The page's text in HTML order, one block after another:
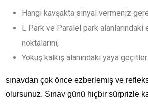
Hangi kavşakta sinyal vermeniz
L Park ve Paralel park
noktalarını,
Yokuş kalkış alanındaki yaya
sınavdan çok önce ezberlemiş ve
olursunuz. Sınav günü hiçbir sürprizle